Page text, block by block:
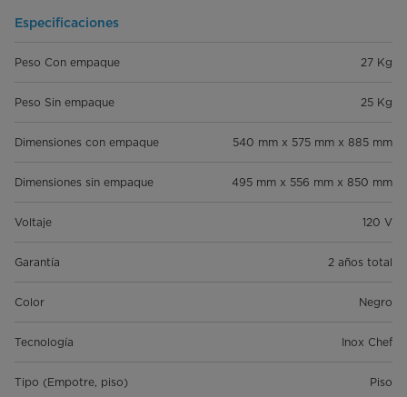
Especificaciones
Peso Con empaque 27 Kg
Peso Sin empaque 25 Kg
Dimensiones con empaque 540 mm x 575 mm x 885 mm
Dimensiones sin empaque 495 mm x 556 mm x 850 mm
Voltaje 120 V
Garantía 2 años total
Color Negro
Tecnología Inox Chef
Tipo (Empotre, piso) Piso